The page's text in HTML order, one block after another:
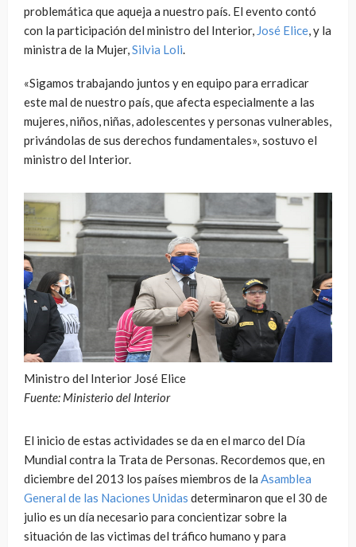
problemática que aqueja a nuestro país. El evento contó
con la participación del ministro del Interior, José Elice, y la
ministra de la Mujer,Silvia Loli.
«Sigamos trabajando juntos y en equipo para erradicar
este mal de nuestro país, que afecta especialmente a las
mujeres, niños, niñas, adolescentes y personas vulnerables,
privándolas de sus derechos fundamentales», sostuvo el
ministro del Interior.
Ministro del Interior José Elice
Fuente: Ministerio del Interior
El inicio de estas actividades se da en el marco del Día
Mundial contra la Trata de Personas. Recordemos que, en
diciembre del 2013 los países miembros de la Asamblea
General de las Naciones Unidas determinaron que el 30 de
julio es un día necesario para concientizar sobre la
situación de las victimas del tráfico humano y para